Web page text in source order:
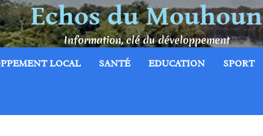
Echos du Mouhoun
Information, clé du développement
LOCAL SANTÉ EDUCATION SPORT